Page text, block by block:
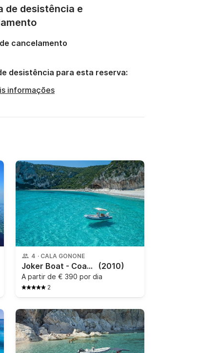
de desistência e
cancelamento
desistência para esta reserva:
informações
4 · CALA GONONE
Joker Boat - Coaster 470 (2010)
A partir de € 390 por dia
2